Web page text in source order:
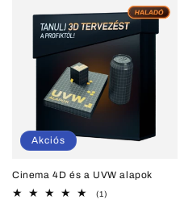
Akciós
Cinema 4D és a UVW alapok
(1)